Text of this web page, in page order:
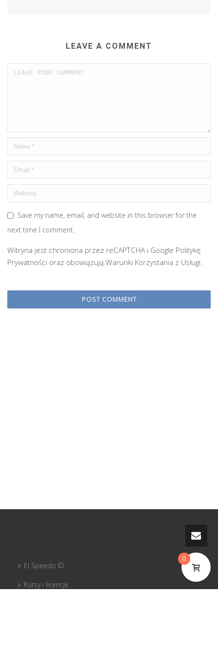
LEAVE A COMMENT
Save my name, email, and website in this browser for the
next time I comment.
Witryna jest chroniona przez reCAPTCHA i Google Politykę
Prywatności oraz obowiązują Warunki Korzystania z Usługi.
El Speedo ID
Kursy i licencje
0